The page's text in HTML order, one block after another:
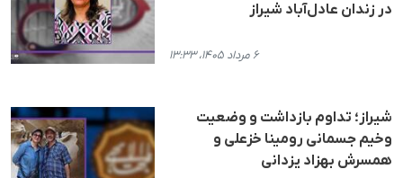
در زندان عادل‌آباد شیراز
۶ مرداد ۱۴۰۵، ۱۳:۳۳
شیراز؛ تداوم بازداشت و وضعیت
وخیم جسمانی رومینا خزعلی و
همسرش بهزاد یزدانی